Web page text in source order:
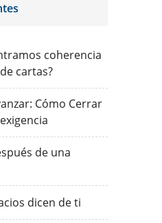
coherencia
cartas?
Cómo Cerrar
de una
dicen de ti